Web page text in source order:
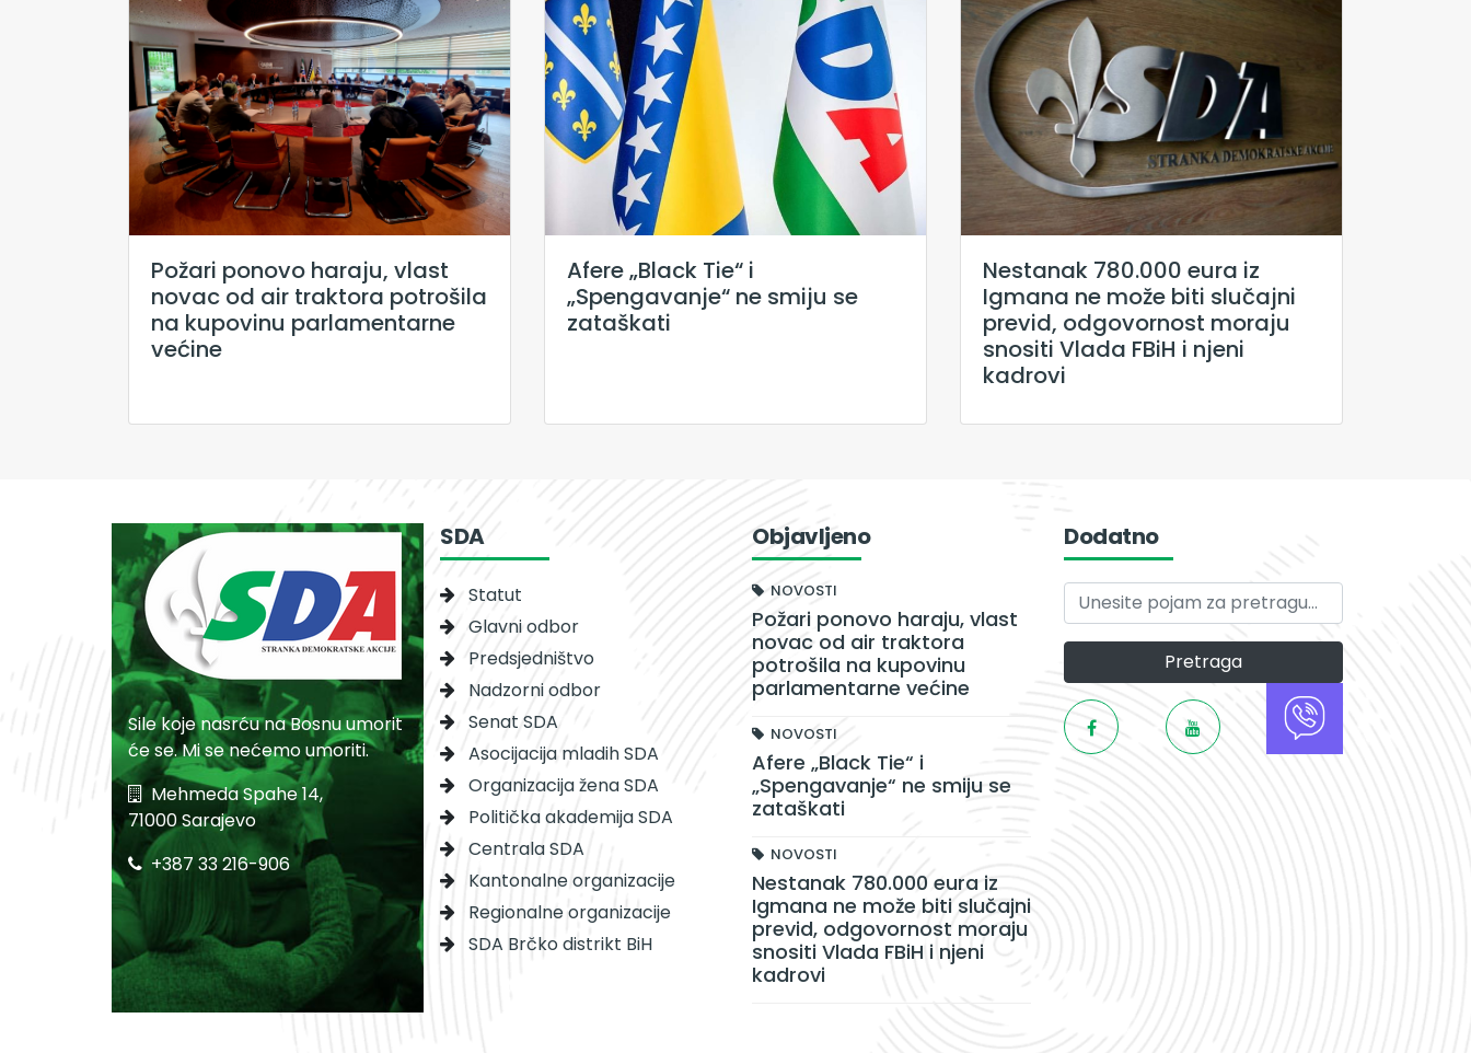
Požari ponovo haraju, vlast
novac od air traktora potrošila
na kupovinu parlamentarne
većine
Afere „Black Tie“ i
„Spengavanje“ ne smiju se
zataškati
Nestanak 780.000 eura iz
Igmana ne može biti slučajni
previd, odgovornost moraju
snositi Vlada FBiH i njeni
kadrovi
Sile koje nasrću na Bosnu umorit
će se. Mi se nećemo umoriti.
Mehmeda Spahe 14,
71000 Sarajevo
+387 33 216-906
SDA
Statut
Glavni odbor
Predsjedništvo
Nadzorni odbor
Senat SDA
Asocijacija mladih SDA
Organizacija žena SDA
Politička akademija SDA
Centrala SDA
Kantonalne organizacije
Regionalne organizacije
SDA Brčko distrikt BiH
Objavljeno
NOVOSTI
Požari ponovo haraju, vlast
novac od air traktora
potrošila na kupovinu
parlamentarne većine
NOVOSTI
Afere „Black Tie“ i
„Spengavanje“ ne smiju se
zataškati
NOVOSTI
Nestanak 780.000 eura iz
Igmana ne može biti slučajni
previd, odgovornost moraju
snositi Vlada FBiH i njeni
kadrovi
Dodatno
Pretraga